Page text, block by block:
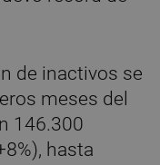
de inactivos se
meses del
146.300
hasta